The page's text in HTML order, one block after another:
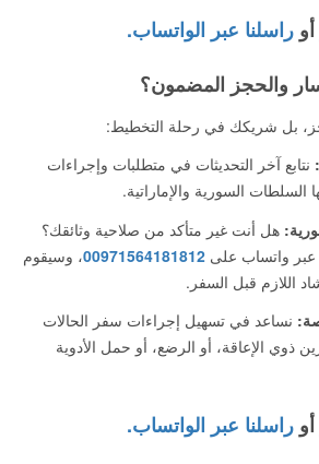
أو راسلنا عبر الواتساب.
والحجز المضمون؟
بل شريكك في رحلة التخطيط:
نتابع آخر التحديثات في متطلبات وإجراءات
السلطات السورية والإماراتية.
هل أنت غير متأكد من صلاحية وثائقك؟
واتساب على 00971564181812، وسيقوم
اللازم قبل السفر.
نساعد في تسهيل إجراءات سفر الحالات
ذوي الإعاقة، أو الرضع، أو حمل الأدوية
أو راسلنا عبر الواتساب.